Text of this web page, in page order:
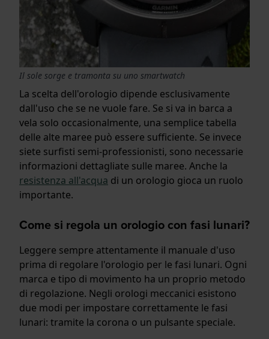
Il sole sorge e tramonta su uno smartwatch
La scelta dell'orologio dipende esclusivamente
dall'uso che se ne vuole fare. Se si va in barca a
vela solo occasionalmente, una semplice tabella
delle alte maree può essere sufficiente. Se invece
siete surfisti semi-professionisti, sono necessarie
informazioni dettagliate sulle maree. Anche la
resistenza all'acqua di un orologio gioca un ruolo
importante.
Come si regola un orologio con fasi lunari?
Leggere sempre attentamente il manuale d'uso
prima di regolare l'orologio per le fasi lunari. Ogni
marca e tipo di movimento ha un proprio metodo
di regolazione. Negli orologi meccanici esistono
due modi per impostare correttamente le fasi
lunari: tramite la corona o un pulsante speciale.